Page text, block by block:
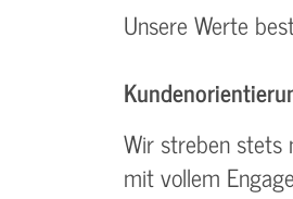
Unsere Werte
Wir streben stets
mit vollem